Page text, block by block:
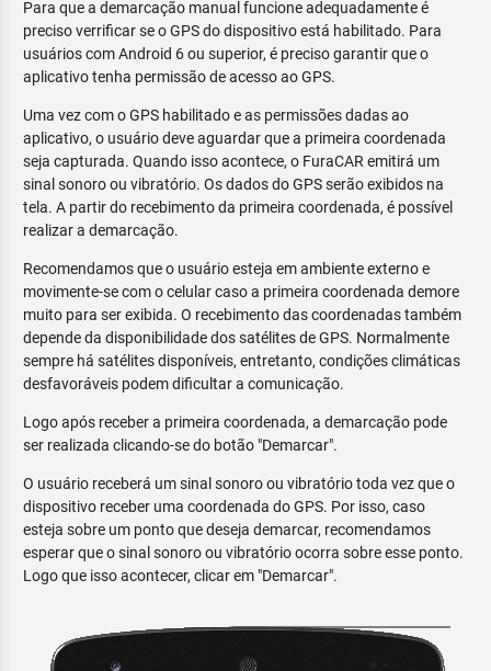
Para que a demarcação manual funcione adequadamente é
preciso verrificar se o GPS do dispositivo está habilitado. Para
usuários com Android 6 ou superior, é preciso garantir que o
aplicativo tenha permissão de acesso ao GPS.
Uma vez com o GPS habilitado e as permissões dadas ao
aplicativo, o usuário deve aguardar que a primeira coordenada
seja capturada. Quando isso acontece, o FuraCAR emitirá um
sinal sonoro ou vibratório. Os dados do GPS serão exibidos na
tela. A partir do recebimento da primeira coordenada, é possível
realizar a demarcação.
Recomendamos que o usuário esteja em ambiente externo e
movimente-se com o celular caso a primeira coordenada demore
muito para ser exibida. O recebimento das coordenadas também
depende da disponibilidade dos satélites de GPS. Normalmente
sempre há satélites disponíveis, entretanto, condições climáticas
desfavoráveis podem dificultar a comunicação.
Logo após receber a primeira coordenada, a demarcação pode
ser realizada clicando-se do botão "Demarcar".
O usuário receberá um sinal sonoro ou vibratório toda vez que o
dispositivo receber uma coordenada do GPS. Por isso, caso
esteja sobre um ponto que deseja demarcar, recomendamos
esperar que o sinal sonoro ou vibratório ocorra sobre esse ponto.
Logo que isso acontecer, clicar em "Demarcar".